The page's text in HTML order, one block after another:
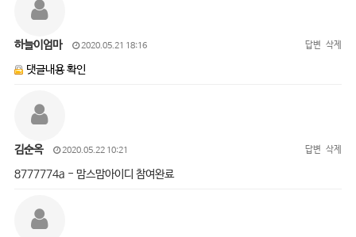
하늘이엄마 2020.05.21 18:16 답변 삭제
댓글내용 확인
김순옥 2020.05.22 10:21 답변 삭제
8777774a - 맘스맘아이디 참여완료